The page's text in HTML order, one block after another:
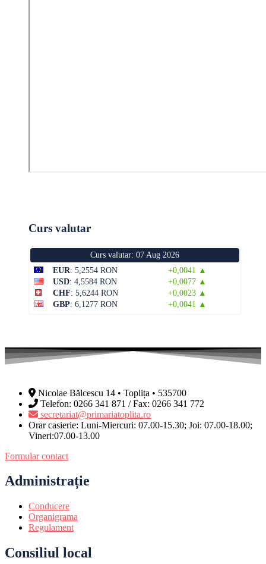
Curs valutar
Curs valutar: 07 Aug 2026
EUR: 5,2554 RON
+0,0041 ▲
USD: 4,5584 RON
+0,0077 ▲
CHF: 5,6244 RON
+0,0023 ▲
GBP: 6,1277 RON +0,0041 ▲
Nicolae Bălcescu 14 • Toplița • 535700
Telefon: 0266 341 871 / Fax: 0266 341 772
secretariat@primariatoplita.ro
Orar casierie: Luni-Miercuri: 07.00-15.30; Joi: 07.00-18.00;
Vineri:07.00-13.00
Formular contact
Administrație
Conducere
Organigrama
Regulament
Consiliul local